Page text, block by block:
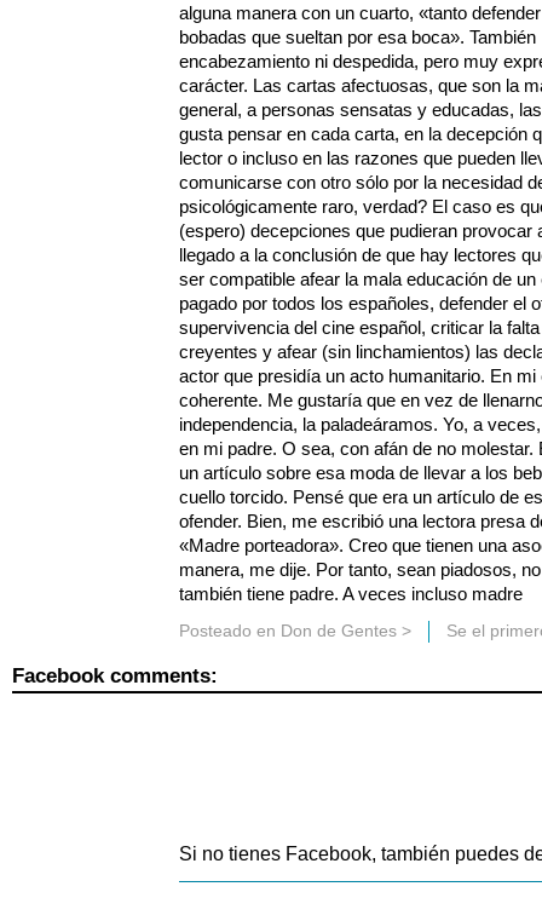
alguna manera con un cuarto, «tanto
bobadas que sueltan por esa boca».
encabezamiento ni despedida, pero muy
carácter. Las cartas afectuosas, que son la
general, a personas sensatas y educadas,
gusta pensar en cada carta, en la decepción
lector o incluso en las razones que pueden
comunicarse con otro sólo por la necesidad
psicológicamente raro, verdad? El caso es
(espero) decepciones que pudieran provocar
llegado a la conclusión de que hay lectores
ser compatible afear la mala educación de
pagado por todos los españoles, defender el
supervivencia del cine español, criticar la
creyentes y afear (sin linchamientos) las
actor que presidía un acto humanitario. En
coherente. Me gustaría que en vez de
independencia, la paladeáramos. Yo, a
en mi padre. O sea, con afán de no
un artículo sobre esa moda de llevar a los
cuello torcido. Pensé que era un artículo de
ofender. Bien, me escribió una lectora presa
«Madre porteadora». Creo que tienen una
manera, me dije. Por tanto, sean piadosos,
también tiene padre. A veces incluso madre
Posteado en Don de Gentes > Se el
Facebook comments:
Si no tienes Facebook, también puedes